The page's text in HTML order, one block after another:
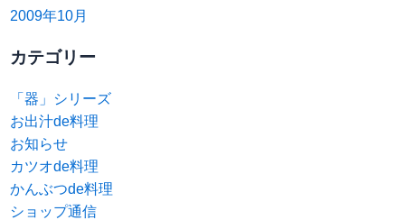
2009年10月
カテゴリー
「器」シリーズ
お出汁de料理
お知らせ
カツオde料理
かんぶつde料理
ショップ通信